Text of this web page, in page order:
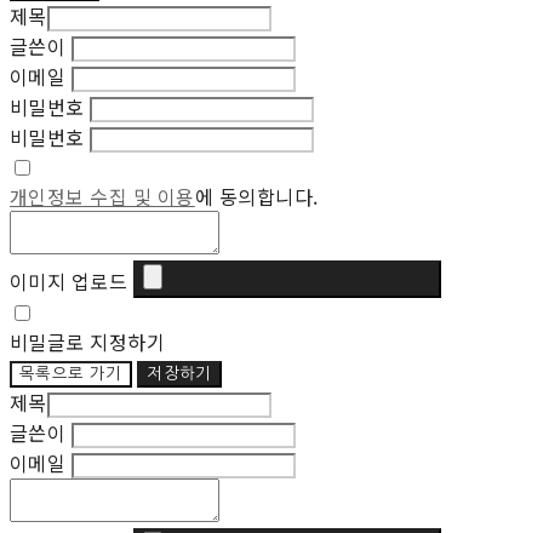
제목
글쓴이
이메일
비밀번호
비밀번호
개인정보 수집 및 이용에 동의합니다.
이미지 업로드
비밀글로 지정하기
목록으로 가기 저장하기
제목
글쓴이
이메일